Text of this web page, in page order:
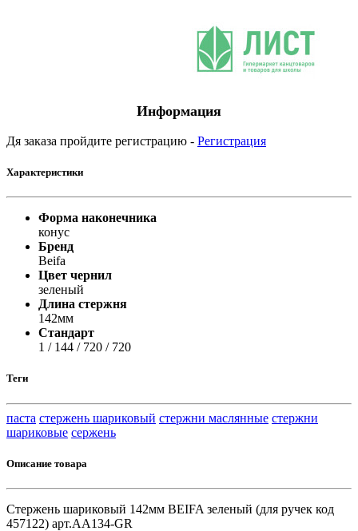
Информация
Дя заказа пройдите регистрацию - Регистрация
Характеристики
Форма наконечника
конус
Бренд
Beifa
Цвет чернил
зеленый
Длина стержня
142мм
Стандарт
1 / 144 / 720 / 720
Теги
паста стержень шариковый стержни маслянные стержни
шариковые сержень
Описание товара
Стержень шариковый 142мм BEIFA зеленый (для ручек код
457122) арт.АА134-GR